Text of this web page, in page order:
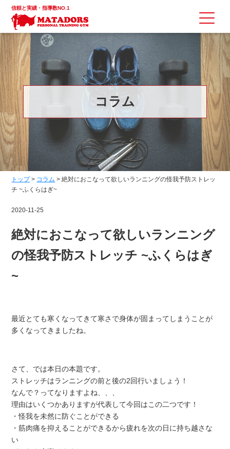
信頼と実績・指導数NO.1
コラム
トップ> コラム >絶対におこなって欲しいランニングの怪我予防ストレッ
チ ~ふくらはぎ~
2020-11-25
絶対におこなって欲しいランニング
の怪我予防ストレッチ ~ふくらはぎ
~
最近とても寒くなってきて寒さで身体が固まってしまうことが
多くなってきましたね。
さて、では本日の本題です。
ストレッチはランニングの前と後の2回行いましょう！
なんで？ってなりますよね、、、
理由はいくつかありますが代表して今回はこの二つです！
・怪我を未然に防ぐことができる
・筋肉痛を抑えることができるから疲れを次の日に持ち越さな
い